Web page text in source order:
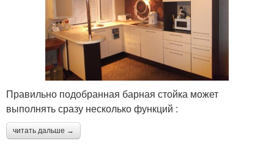
Правильно подобранная барная стойка может
выполнять сразу несколько функций :
читать дальше →